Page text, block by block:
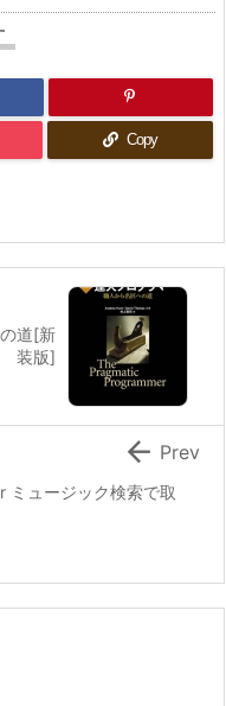
Copy
道[新
装版]
ュージック検索で取
 Prev